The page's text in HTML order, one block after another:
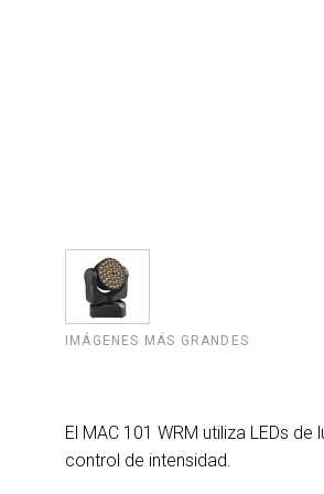
IMÁGENES MÁS GRANDES
El MAC 101 WRM utiliza LEDs
control de intensidad.